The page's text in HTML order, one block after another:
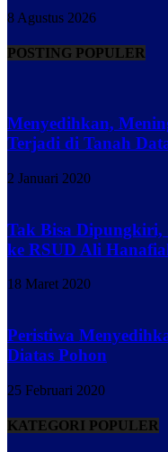
8 Agustus 2026
POSTING POPULER
Menyedihkan,
Terjadi di Tanah
2 Januari 2020
Tak Bisa Dipungkiri,
ke RSUD Ali
18 Maret 2020
Peristiwa
Diatas Pohon
25 Februari 2020
KATEGORI POPULER